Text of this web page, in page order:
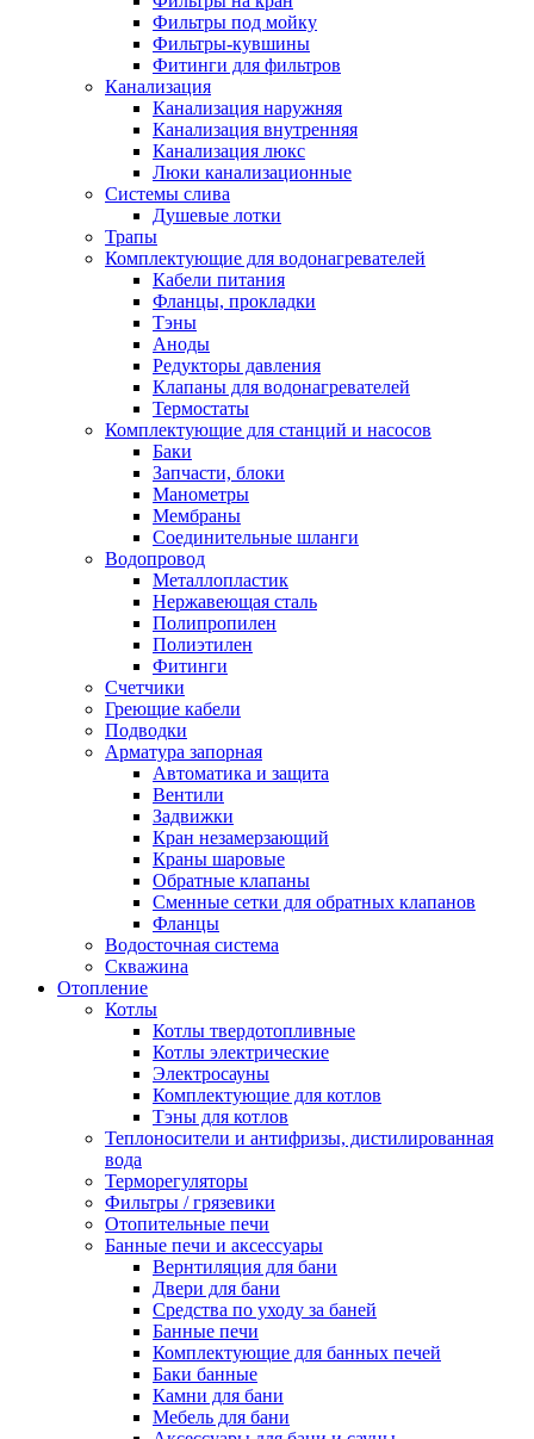
Оплата и доставка
Сервис-центр
Адреса Сервис-центров
Условия возврата товара
Обмен и возврат товара
Вакансии
Фильтры под мойку
Фильтры-кувшины
Фитинги для фильтров
Канализация
Канализация наружняя
Канализация внутренняя
Канализация люкс
Люки канализационные
Системы слива
Душевые лотки
Трапы
Комплектующие для водонагревателей
Кабели питания
Фланцы, прокладки
Тэны
Аноды
Редукторы давления
Клапаны для водонагревателей
Термостаты
Комплектующие для станций и насосов
Баки
Запчасти, блоки
Манометры
Мембраны
Соединительные шланги
Водопровод
Металлопластик
Нержавеющая сталь
Полипропилен
Полиэтилен
Фитинги
Счетчики
Греющие кабели
Подводки
Арматура запорная
Автоматика и защита
Вентили
Задвижки
Кран незамерзающий
Краны шаровые
Обратные клапаны
Сменные сетки для обратных клапанов
Фланцы
Водосточная система
Скважина
Отопление
Котлы
Котлы твердотопливные
Котлы электрические
Электросауны
Комплектующие для котлов
Тэны для котлов
Теплоносители и антифризы, дистилированная
вода
Терморегуляторы
Фильтры / грязевики
Отопительные печи
Банные печи и аксессуары
Вернтиляция для бани
Двери для бани
Средства по уходу за баней
Банные печи
Комплектующие для банных печей
Баки банные
Камни для бани
Мебель для бани